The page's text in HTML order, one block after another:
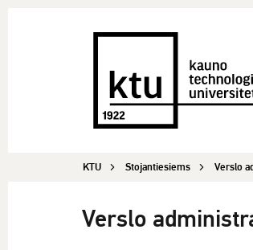
KTU Stojantiesiems Verslo
Verslo